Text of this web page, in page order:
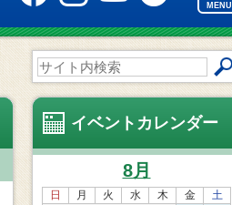
MENU
サ
イ
ト
内
イベントカレンダー
8月
日 月 火 水 木 金
土